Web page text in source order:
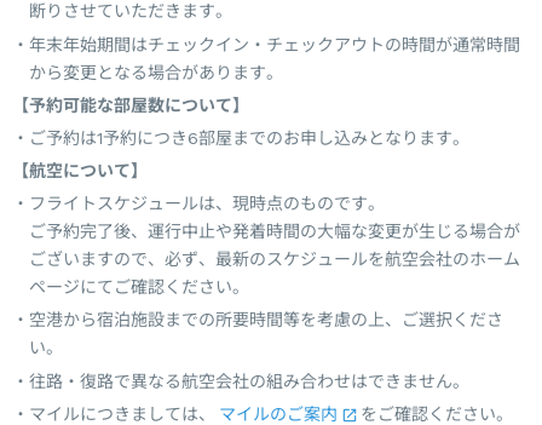
断りさせていただきます。
年末年始期間はチェックイン・チェックアウトの時間が通常時間
から変更となる場合があります。
【予約可能な部屋数について】
ご予約は1予約につき6部屋までのお申し込みとなります。
【航空について】
フライトスケジュールは、現時点のものです。
ご予約完了後、運行中止や発着時間の大幅な変更が生じる場合が
ございますので、必ず、最新のスケジュールを航空会社のホーム
ページにてご確認ください。
空港から宿泊施設までの所要時間等を考慮の上、ご選択くださ
い。
往路・復路で異なる航空会社の組み合わせはできません。
マイルにつきましては、
マイルのご案内
をご確認ください。